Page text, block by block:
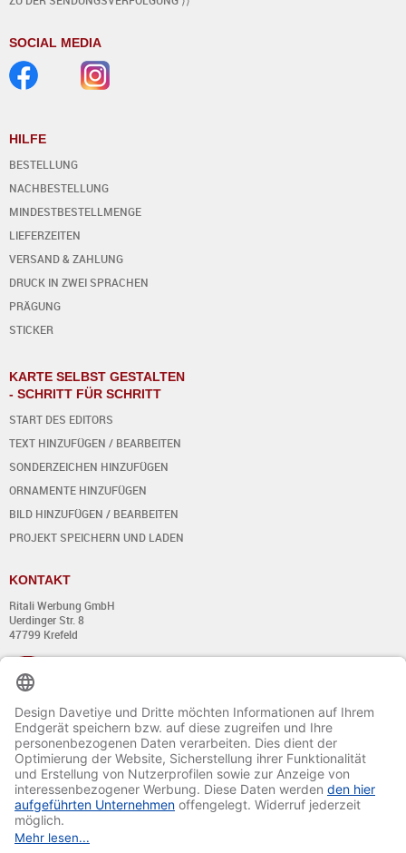
SOCIAL MEDIA
HILFE
BESTELLUNG
NACHBESTELLUNG
MINDESTBESTELLMENGE
LIEFERZEITEN
VERSAND & ZAHLUNG
DRUCK IN ZWEI SPRACHEN
PRÄGUNG
STICKER
KARTE SELBST GESTALTEN
- SCHRITT FÜR SCHRITT
START DES EDITORS
TEXT HINZUFÜGEN / BEARBEITEN
SONDERZEICHEN HINZUFÜGEN
ORNAMENTE HINZUFÜGEN
BILD HINZUFÜGEN / BEARBEITEN
PROJEKT SPEICHERN UND LADEN
KONTAKT
Ritali Werbung GmbH
Uerdinger Str. 8
47799 Krefeld
+49 (0) 21 51 - 7 633 633
Montag bis Donnerstag:
von 8:00 - 13:00
und von 14:00 - 17:00 Uhr
Freitag:
von 8:00 - 13:00
und von 14:00 - 15:30 Uhr
E-Mail: info@davetiye.de